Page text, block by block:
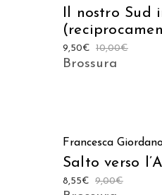
Il nostro Sud
10,00€
9,50€
Brossura
AGGIUNGI
Francesca
Salto verso
9,00€
8,55€